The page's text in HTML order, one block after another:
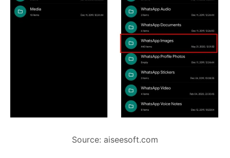
Source: aiseesoft.com